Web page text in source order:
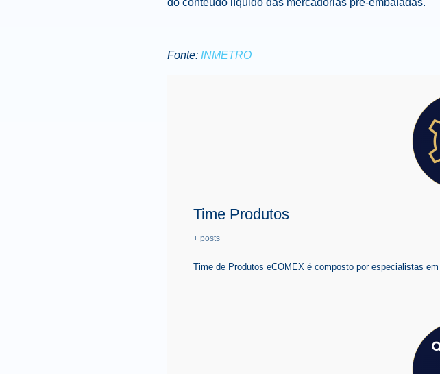
do conteúdo líquido das mercadorias pré-embaladas.
Fonte: INMETRO
Time Produtos
+ posts
Time de Produtos eCOMEX é composto por especialistas